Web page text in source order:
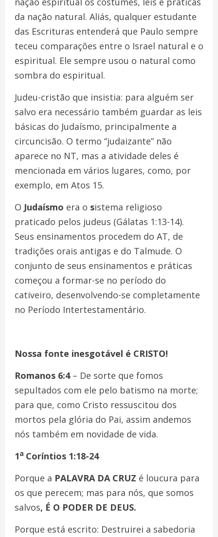
da nação natural. Aliás, qualquer estudante
das Escrituras entenderá que Paulo sempre
teceu comparações entre o Israel natural e o
espiritual. Ele sempre usou o natural como
sombra do espiritual.
Judeu-cristão que insistia: para alguém ser
salvo era necessário também guardar as leis
básicas do Judaísmo, principalmente a
circuncisão. O termo “judaizante” não
aparece no NT, mas a atividade deles é
mencionada em vários lugares, como, por
exemplo, em Atos 15.
O Judaísmo era o sistema religioso
praticado pelos judeus (Gálatas 1:13-14).
Seus ensinamentos procedem do AT, de
tradições orais antigas e do Talmude. O
conjunto de seus ensinamentos e práticas
começou a formar-se no período do
cativeiro, desenvolvendo-se completamente
no Período Intertestamentário.
Nossa fonte inesgotável é CRISTO!
Romanos 6:4– De sorte que fomos
sepultados com ele pelo batismo na morte;
para que, como Cristo ressuscitou dos
mortos pela glória do Pai, assim andemos
nós também em novidade de vida.
1a Coríntios 1:18-24
Porque a PALAVRA DA CRUZ é loucura para
os que perecem; mas para nós, que somos
salvos, É O PODER DE DEUS.
Porque está escrito: Destruirei a sabedoria